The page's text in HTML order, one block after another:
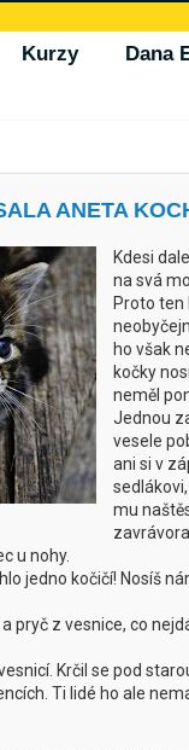
Kurzy Dana
ANETA
Kdesi
na svá
Proto ten
ho však
kočky
neměl
Jednou
vesele
ani si v
mu
u nohy.
jedno kočičí! Nosíš
pryč z vesnice, co
Krčil se pod
Ti lidé ho ale